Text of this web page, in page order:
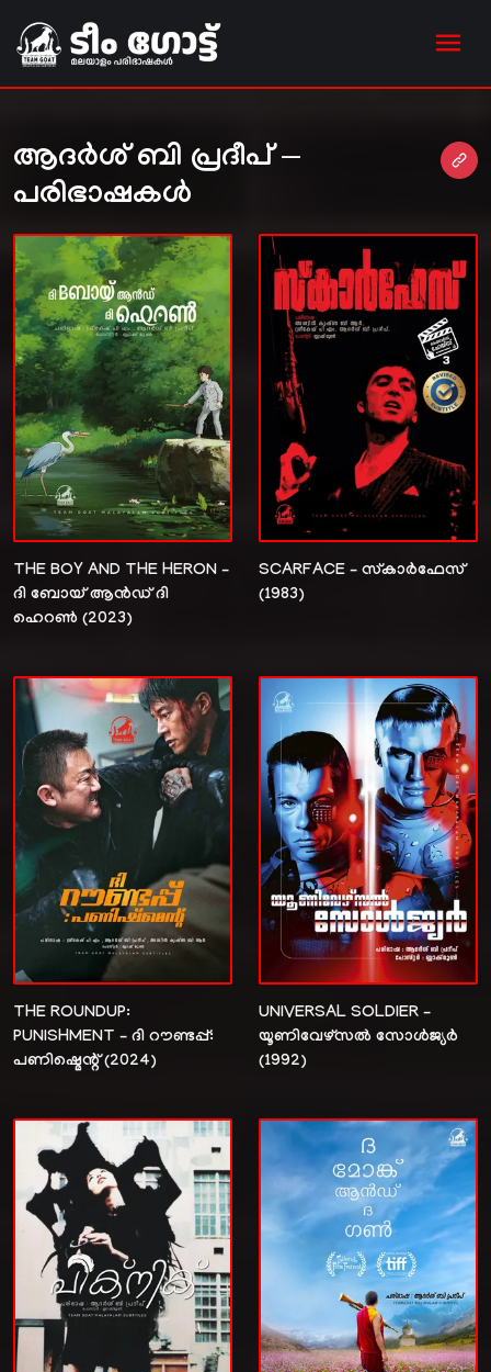
ആദർശ് ബി പ്രദീപ് —
പരിഭാഷകൾ
THE BOY AND THE HERON –
ദി ബോയ് ആൻഡ് ദി
ഹെറൺ (2023)
SCARFACE – സ്കാർഫേസ്
(1983)
THE ROUNDUP:
PUNISHMENT – ദി റൗണ്ടപ്പ്:
പണിഷ്മെന്റ് (2024)
UNIVERSAL SOLDIER –
യൂണിവേഴ്സൽ സോൾജ്യർ
(1992)